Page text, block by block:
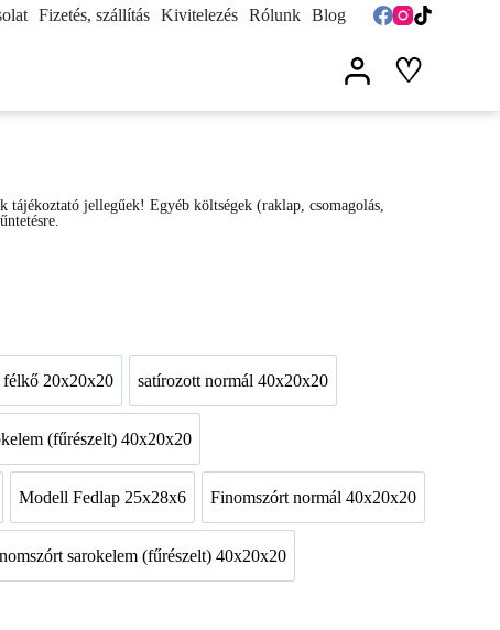
Fizetés, szállítás Kivitelezés Rólunk Blog
♡
tájékoztató jellegűek! Egyéb költségek (raklap, csomagolás,
20x20x20
Natúr félkő 20x20x20satírozott normál 40x20x20
satírozott normál 40x20x20
(fűrészelt) 40x20x20
Sarokelem (fűrészelt) 40x20x20
fedlapként
Modell Fedlap 25x28x6Modell Fedlap 25x28x6Finomszórt normál 40x20x20
Finomszórt normál
sarokelem (fűrészelt) 40x20x20
Finomszórt sarokelem (fűrészelt) 40x20x20